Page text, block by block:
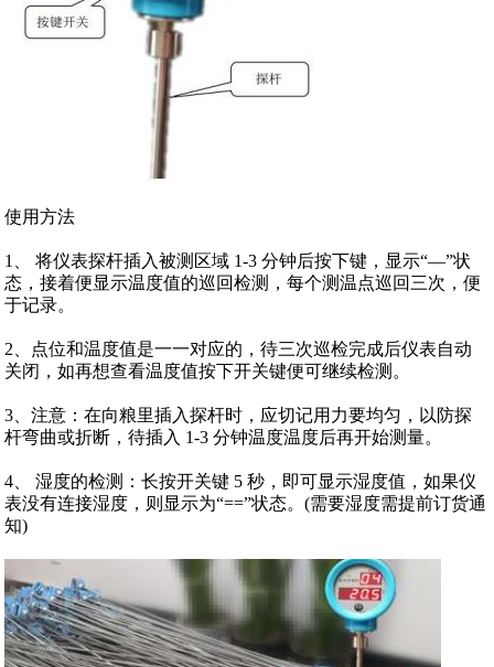
使用方法
1、 将仪表探杆插入被测区域 1-3 分钟后按下键，显示“—”状
态，接着便显示温度值的巡回检测，每个测温点巡回三次，便
于记录。
2、点位和温度值是一一对应的，待三次巡检完成后仪表自动
关闭，如再想查看温度值按下开关键便可继续检测。
3、注意：在向粮里插入探杆时，应切记用力要均匀，以防探
杆弯曲或折断，待插入 1-3 分钟温度温度后再开始测量。
4、 湿度的检测：长按开关键 5 秒，即可显示湿度值，如果仪
表没有连接湿度，则显示为“==”状态。(需要湿度需提前订货通
知)